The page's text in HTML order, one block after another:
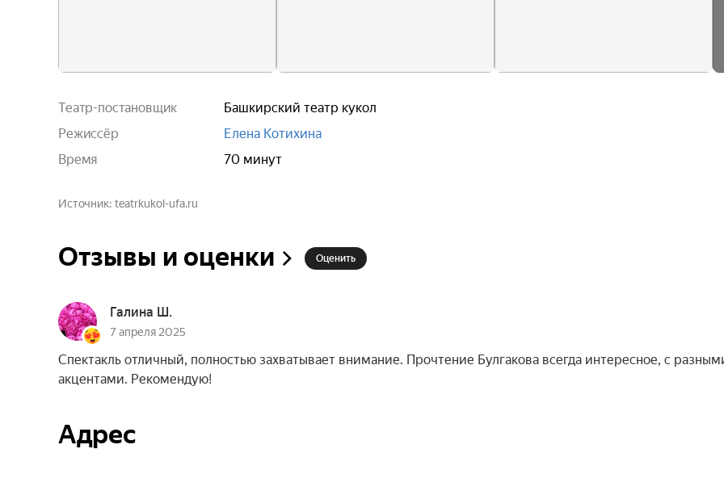
Театр-постановщик
Башкирский театр кукол
Режиссёр
Елена Котихина
Время
70 минут
Источник teatrkukol-ufa.ru
Отзывы и оценки Оценить
Галина Ш.
7 апреля 2025
Спектакль отличный, полностью захватывает внимание. Прочтение Булгакова всегда интересное, с
акцентами. Рекомендую!
Адрес